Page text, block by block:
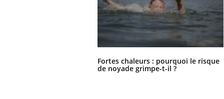
Fortes chaleurs : pourquoi le risque
de noyade grimpe-t-il ?